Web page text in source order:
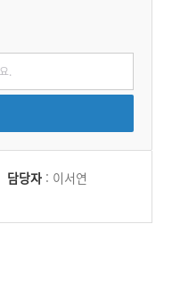
담당자 : 이서연